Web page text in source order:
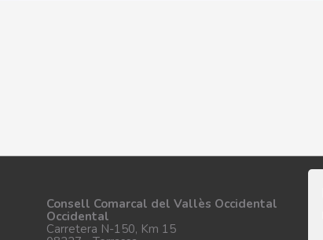
Consell Comarcal del Vallès Occidental
Occidental
Carretera N-150, Km 15